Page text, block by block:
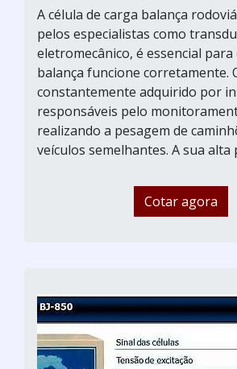
A célula de carga balança
pelos especialistas como
eletromecânico, é essencial para
balança funcione corretamente.
constantemente adquirido por
responsáveis pelo
realizando a pesagem de
veículos semelhantes. A sua alta
Cotar agora